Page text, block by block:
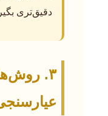
دقیق‌تری
۳.